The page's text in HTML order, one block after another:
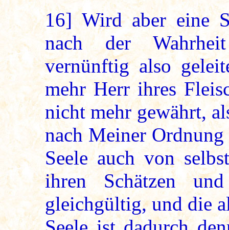
16] Wird aber eine
nach der
vernünftig also
mehr Herr ihres
nicht mehr gewährt,
nach Meiner
Seele auch von
ihren Schätzen
gleichgültig, und die